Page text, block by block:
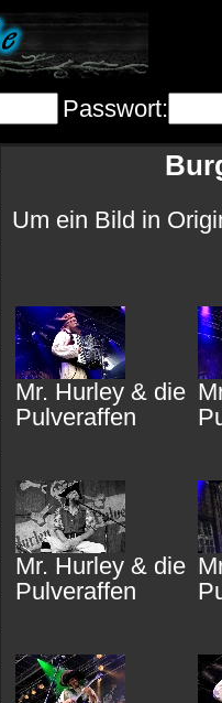
Passwort:
Um ein Bild in
Mr. Hurley & die
Pulveraffen
Mr. Hurley & die
Pulveraffen